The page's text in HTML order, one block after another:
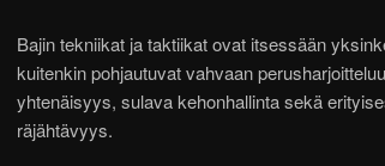
Bajin tekniikat ja taktiikat ovat itsessään
kuitenkin pohjautuvat vahvaan
yhtenäisyys, sulava kehonhallinta sekä
räjähtävyys.